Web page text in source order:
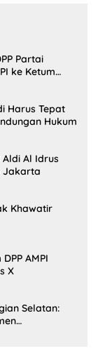
Partai
ke Ketum
Harus Tepat
Hukum
Al Idrus
Jakarta
Khawatir
AMPI
X
Selatan: